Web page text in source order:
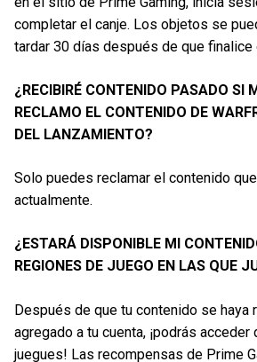
completar el canje. Los objetos se
tardar 30 días después de que finalice
¿RECIBIRÉ CONTENIDO PASADO SI
RECLAMO EL CONTENIDO DE
DEL LANZAMIENTO?
Solo puedes reclamar el contenido
actualmente.
¿ESTARÁ DISPONIBLE MI
REGIONES DE JUEGO EN LAS QUE
Después de que tu contenido se haya
agregado a tu cuenta, ¡podrás
juegues! Las recompensas de Prime